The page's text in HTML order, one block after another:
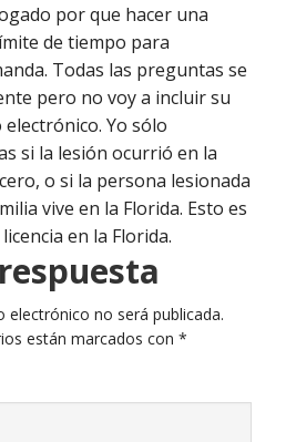
por que hacer una
de tiempo para
Todas las preguntas se
pero no voy a incluir su
Yo sólo
si la lesión ocurrió en la
o si la persona lesionada
vive en la Florida. Esto es
en la Florida.
electrónico no será publicada.
están marcados con *